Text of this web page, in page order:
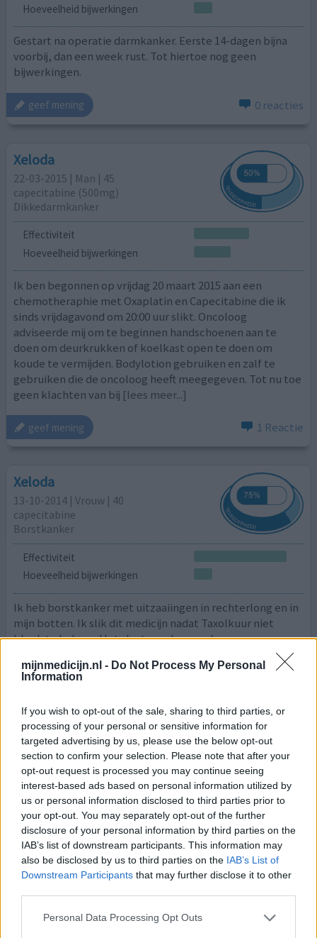
mijnmedicijn.nl - Do Not Process My Personal
Information
If you wish to opt-out of the sale, sharing to third parties, or
processing of your personal or sensitive information for
targeted advertising by us, please use the below opt-out
section to confirm your selection. Please note that after your
opt-out request is processed you may continue seeing
interest-based ads based on personal information utilized by
us or personal information disclosed to third parties prior to
your opt-out. You may separately opt-out of the further
disclosure of your personal information by third parties on the
IAB’s list of downstream participants. This information may
also be disclosed by us to third parties on the IAB’s List of
Downstream Participants that may further disclose it to other
Personal Data Processing Opt Outs
Hoeveelheid bijwerkingen
Gestart na operatie darmkanker. Eerste 14-dagen bijna
voorbij, dan een week rust. Tot hiertoe nog geen
bijwerkingen.
geef mening 0 reacties
Xeloda
22-03-2015 | Man | 45
capecitabine (500mg)
Dikkedarmkanker
Effectiviteit
Hoeveelheid bijwerkingen
Ik ben begonnen op vrijdag 20 maart 2015 aan een
chemotheraphie met Oxaplatin en Capecitabine die ik
sinds vrijdagavond om 20:00 uur slikt. Oncoloog
adviseerde mij om te beginnen handschoenen aan te
doen om deurkrukken of koelkast open te doen om
koude te vermijden. Bodylotion gebruiken en zalf te
gebruiken die de oncoloog heeft meegegeven. Tot nu toe
geen klachten van bij [lees meer...]
geef mening 1 Reactie
Xeloda
13-10-2014 | Vrouw | 40
capecitabine
Borstkanker
Effectiviteit
Hoeveelheid bijwerkingen
Ik heb borstkanker met uitzaaiingen in rechterlong en in
mijn botten. Ik slik dit medicijn nadat Taxolkuur niet
bleek te helpen. Het slaat goed aan en ben er erg
mede door de medicijnen die een natuurarts mij
voorschrijft en acupunctuur (KACZwolle). Ik werk weer en
blijve[lees meer...]
geef mening 2 reacties
Xeloda
20-07-2014 | Vrouw | 43
capecitabine
Borstkanker
Effectiviteit
Hoeveelheid bijwerkingen